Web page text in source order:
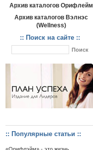
Архив каталогов Орифлейм
Архив каталогов Вэлнэс
(Wellness)
:: Поиск на сайте ::
:: Популярные статьи ::